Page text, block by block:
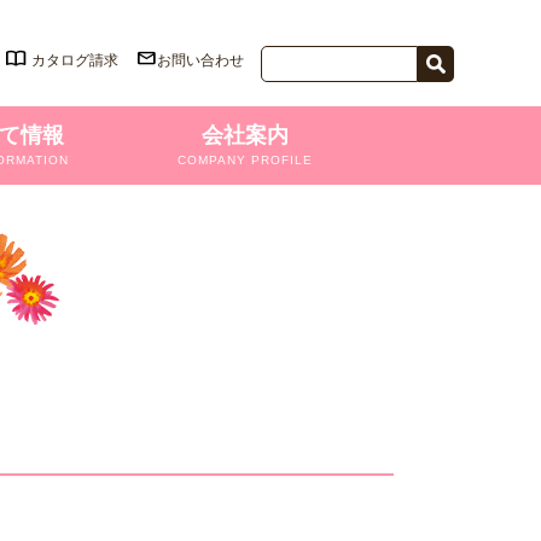
カタログ請求 お問い合わせ
情報 会社案内
COMPANY PROFILE